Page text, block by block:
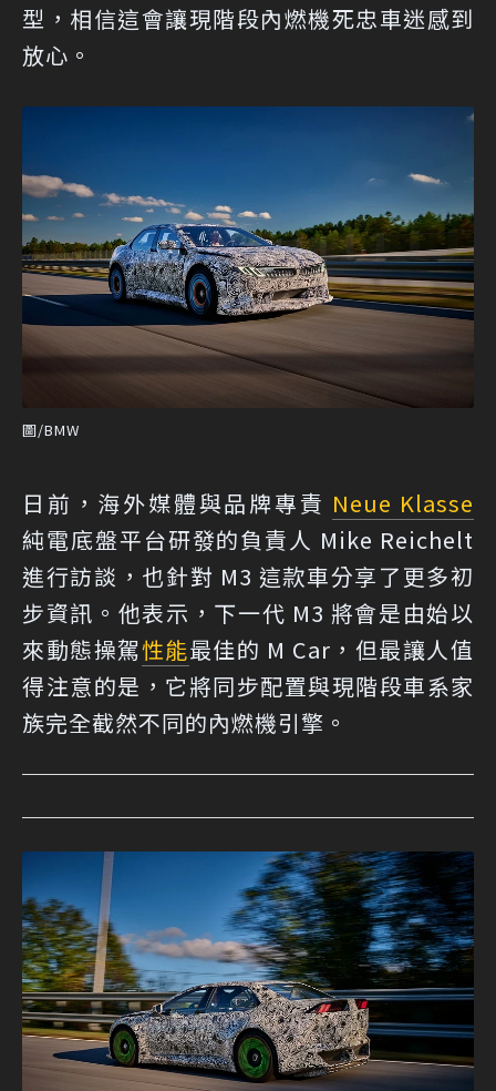
型，相信這會讓現階段內燃機死忠車迷感到
放心。
圖/BMW
日前，海外媒體與品牌專責 Neue Klasse
純電底盤平台研發的負責人 Mike Reichelt
進行訪談，也針對 M3 這款車分享了更多初
步資訊。他表示，下一代 M3 將會是由始以
來動態操駕性能最佳的 M Car，但最讓人值
得注意的是，它將同步配置與現階段車系家
族完全截然不同的內燃機引擎。